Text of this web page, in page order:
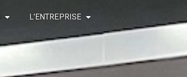
L’ENTREPRISE